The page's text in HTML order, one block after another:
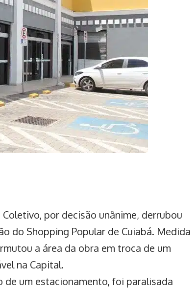
por decisão unânime, derrubou
do Shopping Popular de Cuiabá. Medida
a área da obra em troca de um
na Capital.
um estacionamento, foi paralisada